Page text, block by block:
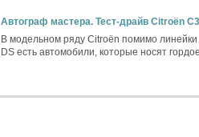
Автограф мастера. Тест-драйв Citroёn
В модельном ряду Citroёn помимо
DS есть автомобили, которые носят